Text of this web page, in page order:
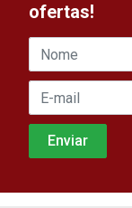
ofertas!